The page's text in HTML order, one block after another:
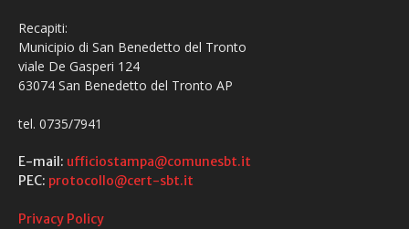
Recapiti:
Municipio di San Benedetto del Tronto
viale De Gasperi 124
63074 San Benedetto del Tronto AP
tel. 0735/7941
E-mail: ufficiostampa@comunesbt.it
PEC: protocollo@cert-sbt.it
Privacy Policy